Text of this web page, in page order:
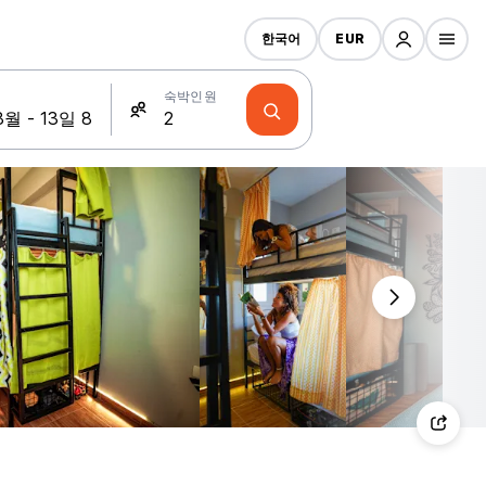
숙박인원
한국어 EUR